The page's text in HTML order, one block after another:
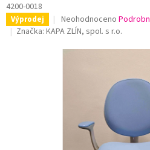
4200-0018
Výprodej
Průměrné
hodnocení
je
Neohodnoceno
Značka: KAPA ZLÍN, spol. s r.o.